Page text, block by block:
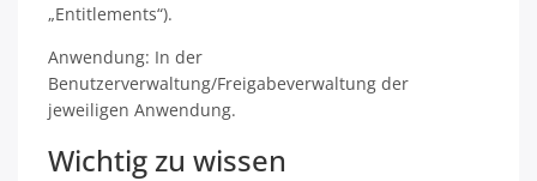
„Entitlements“).
Anwendung: In der
Benutzerverwaltung/Freigabeverwaltung der
jeweiligen Anwendung.
Wichtig zu wissen